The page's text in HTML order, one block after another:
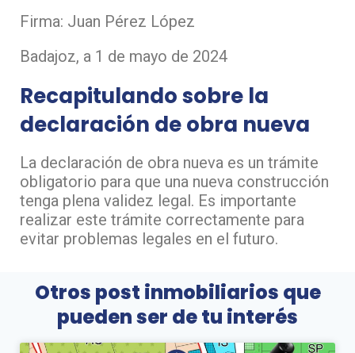
Firma: Juan Pérez López
Badajoz, a 1 de mayo de 2024
Recapitulando sobre la
declaración de obra nueva
La declaración de obra nueva es un trámite
obligatorio para que una nueva construcción
tenga plena validez legal. Es importante
realizar este trámite correctamente para
evitar problemas legales en el futuro.
Otros post inmobiliarios que
pueden ser de tu interés